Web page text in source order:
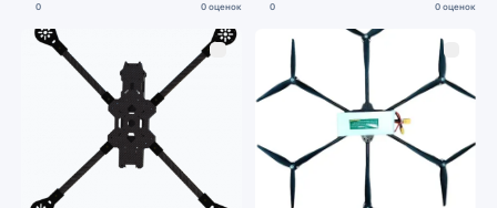
0 0 оценок 0 0 оценок